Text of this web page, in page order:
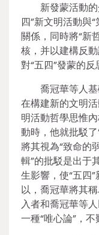
新發蒙活動
四”新文明活動與
關係，同時將“新
核，并以建構反
對“五四”發蒙的
喬冠華等人
在構建新的文明
明活動哲學思惟
動時，他就批駁
將其視為“致命的
輯”的批駁是出于
生影響，使“五四
以，喬冠華將其
入者和喬冠華等
一種“唯心論”，不